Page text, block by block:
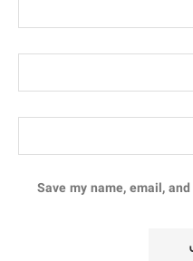
Save my name, email,